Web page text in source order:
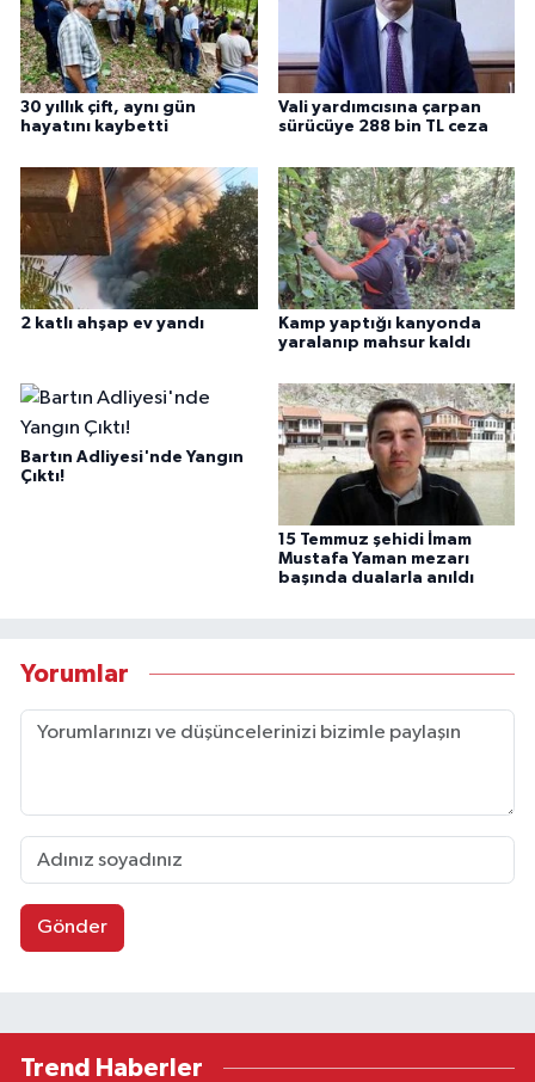
30 yıllık çift, aynı gün
hayatını kaybetti
Vali yardımcısına çarpan
sürücüye 288 bin TL ceza
2 katlı ahşap ev yandı
Kamp yaptığı kanyonda
yaralanıp mahsur kaldı
Bartın Adliyesi'nde Yangın
Çıktı!
15 Temmuz şehidi İmam
Mustafa Yaman mezarı
başında dualarla anıldı
Yorumlar
Gönder
Trend Haberler